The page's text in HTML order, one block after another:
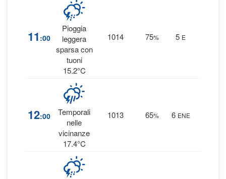
11 :00
Pioggia
leggera
sparsa con
tuoni
15.2°C
1014 75% 5 E
12:00
Temporali
nelle
vicinanze
17.4°C
1013 65% 6 ENE